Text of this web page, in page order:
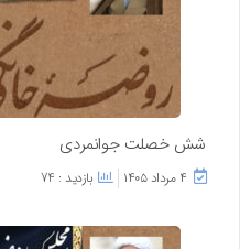
شش خصلت جوانمردی
۴ مرداد ۱۴۰۵ بازدید : 74